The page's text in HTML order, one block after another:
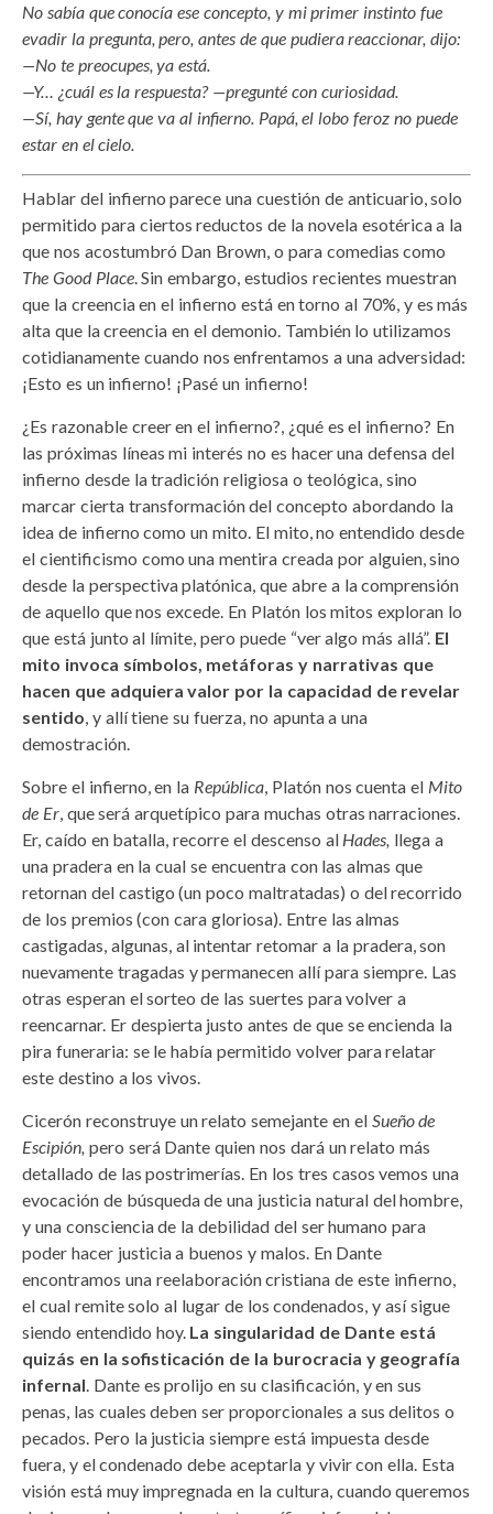
No sabía que conocía ese concepto, y mi primer instinto fue
evadir la pregunta, pero, antes de que pudiera reaccionar, dijo:
—No te preocupes, ya está.
—Y… ¿cuál es la respuesta? —pregunté con curiosidad.
—Sí, hay gente que va al infierno. Papá, el lobo feroz no puede
estar en el cielo.
Hablar del infierno parece una cuestión de anticuario, solo
permitido para ciertos reductos de la novela esotérica a la
que nos acostumbró Dan Brown, o para comedias como
The Good Place. Sin embargo, estudios recientes muestran
que la creencia en el infierno está en torno al 70%, y es más
alta que la creencia en el demonio. También lo utilizamos
cotidianamente cuando nos enfrentamos a una adversidad:
¡Esto es un infierno! ¡Pasé un infierno!
¿Es razonable creer en el infierno?, ¿qué es el infierno? En
las próximas líneas mi interés no es hacer una defensa del
infierno desde la tradición religiosa o teológica, sino
marcar cierta transformación del concepto abordando la
idea de infierno como un mito. El mito, no entendido desde
el cientificismo como una mentira creada por alguien, sino
desde la perspectiva platónica, que abre a la comprensión
de aquello que nos excede. En Platón los mitos exploran lo
que está junto al límite, pero puede “ver algo más allá”. El
mito invoca símbolos, metáforas y narrativas que
hacen que adquiera valor por la capacidad de revelar
sentido, y allí tiene su fuerza, no apunta a una
demostración.
Sobre el infierno, en la República, Platón nos cuenta el Mito
de Er, que será arquetípico para muchas otras narraciones.
Er, caído en batalla, recorre el descenso al Hades, llega a
una pradera en la cual se encuentra con las almas que
retornan del castigo (un poco maltratadas) o del recorrido
de los premios (con cara gloriosa). Entre las almas
castigadas, algunas, al intentar retomar a la pradera, son
nuevamente tragadas y permanecen allí para siempre. Las
otras esperan el sorteo de las suertes para volver a
reencarnar. Er despierta justo antes de que se encienda la
pira funeraria: se le había permitido volver para relatar
este destino a los vivos.
Cicerón reconstruye un relato semejante en el Sueño de
Escipión, pero será Dante quien nos dará un relato más
detallado de las postrimerías. En los tres casos vemos una
evocación de búsqueda de una justicia natural del hombre,
y una consciencia de la debilidad del ser humano para
poder hacer justicia a buenos y malos. En Dante
encontramos una reelaboración cristiana de este infierno,
el cual remite solo al lugar de los condenados, y así sigue
siendo entendido hoy. La singularidad de Dante está
quizás en la sofisticación de la burocracia y geografía
infernal. Dante es prolijo en su clasificación, y en sus
penas, las cuales deben ser proporcionales a sus delitos o
pecados. Pero la justicia siempre está impuesta desde
fuera, y el condenado debe aceptarla y vivir con ella. Esta
visión está muy impregnada en la cultura, cuando queremos